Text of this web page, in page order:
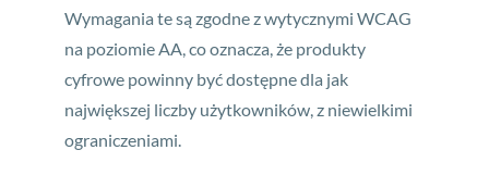
Wymagania te są zgodne z wytycznymi WCAG
na poziomie AA, co oznacza, że produkty
cyfrowe powinny być dostępne dla jak
największej liczby użytkowników, z niewielkimi
ograniczeniami.